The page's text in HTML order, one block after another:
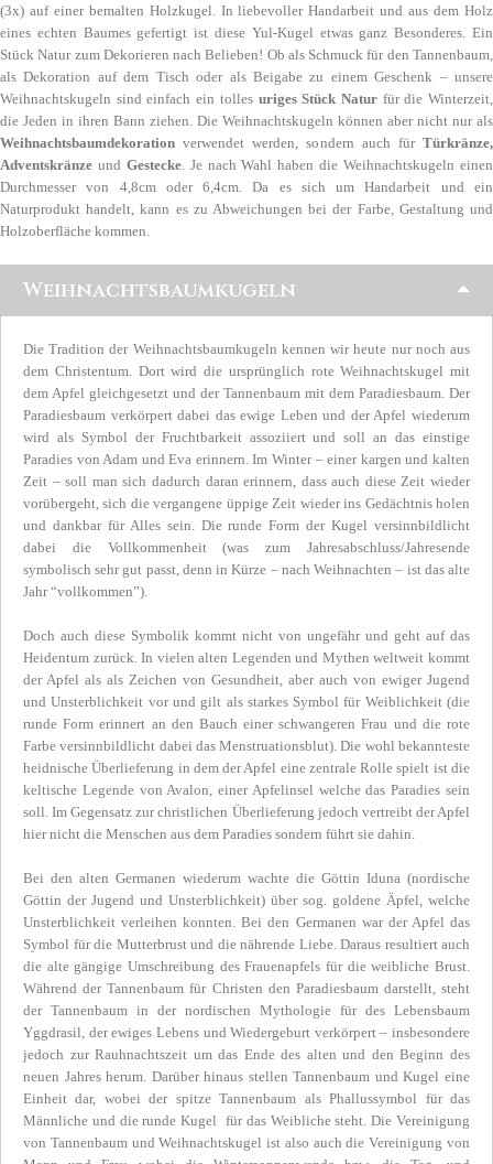
(3x) auf einer bemalten Holzkugel. In liebevoller Handarbeit und aus dem Holz
eines echten Baumes gefertigt ist diese Yul-Kugel etwas ganz Besonderes. Ein
Stück Natur zum Dekorieren nach Belieben! Ob als Schmuck für den Tannenbaum,
als Dekoration auf dem Tisch oder als Beigabe zu einem Geschenk – unsere
Weihnachtskugeln sind einfach ein tolles uriges Stück Naturfür die Winterzeit,
die Jeden in ihren Bann ziehen. Die Weihnachtskugeln können aber nicht nur als
Weihnachtsbaumdekoration verwendet werden, sondern auch für Türkränze,
Adventskränze und Gestecke. Je nach Wahl haben die Weihnachtskugeln einen
Durchmesser von 4,8cm oder 6,4cm. Da es sich um Handarbeit und ein
Naturprodukt handelt, kann es zu Abweichungen bei der Farbe, Gestaltung und
Holzoberfläche kommen.
Weihnachtsbaumkugeln
Die Tradition der Weihnachtsbaumkugeln kennen wir heute nur noch aus
dem Christentum. Dort wird die ursprünglich rote Weihnachtskugel mit
dem Apfel gleichgesetzt und der Tannenbaum mit dem Paradiesbaum. Der
Paradiesbaum verkörpert dabei das ewige Leben und der Apfel wiederum
wird als Symbol der Fruchtbarkeit assoziiert und soll an das einstige
Paradies von Adam und Eva erinnern. Im Winter – einer kargen und kalten
Zeit – soll man sich dadurch daran erinnern, dass auch diese Zeit wieder
vorübergeht, sich die vergangene üppige Zeit wieder ins Gedächtnis holen
und dankbar für Alles sein. Die runde Form der Kugel versinnbildlicht
dabei die Vollkommenheit (was zum Jahresabschluss/Jahresende
symbolisch sehr gut passt, denn in Kürze – nach Weihnachten – ist das alte
Jahr “vollkommen”).
Doch auch diese Symbolik kommt nicht von ungefähr und geht auf das
Heidentum zurück. In vielen alten Legenden und Mythen weltweit kommt
der Apfel als als Zeichen von Gesundheit, aber auch von ewiger Jugend
und Unsterblichkeit vor und gilt als starkes Symbol für Weiblichkeit (die
runde Form erinnert an den Bauch einer schwangeren Frau und die rote
Farbe versinnbildlicht dabei das Menstruationsblut). Die wohl bekannteste
heidnische Überlieferung in dem der Apfel eine zentrale Rolle spielt ist die
keltische Legende von Avalon, einer Apfelinsel welche das Paradies sein
soll. Im Gegensatz zur christlichen Überlieferung jedoch vertreibt der Apfel
hier nicht die Menschen aus dem Paradies sondern führt sie dahin.
Bei den alten Germanen wiederum wachte die Göttin Iduna (nordische
Göttin der Jugend und Unsterblichkeit) über sog. goldene Äpfel, welche
Unsterblichkeit verleihen konnten. Bei den Germanen war der Apfel das
Symbol für die Mutterbrust und die nährende Liebe. Daraus resultiert auch
die alte gängige Umschreibung des Frauenapfels für die weibliche Brust.
Während der Tannenbaum für Christen den Paradiesbaum darstellt, steht
der Tannenbaum in der nordischen Mythologie für des Lebensbaum
Yggdrasil, der ewiges Lebens und Wiedergeburt verkörpert – insbesondere
jedoch zur Rauhnachtszeit um das Ende des alten und den Beginn des
neuen Jahres herum. Darüber hinaus stellen Tannenbaum und Kugel eine
Einheit dar, wobei der spitze Tannenbaum als Phallussymbol für das
Männliche und die runde Kugel für das Weibliche steht. Die Vereinigung
von Tannenbaum und Weihnachtskugel ist also auch die Vereinigung von